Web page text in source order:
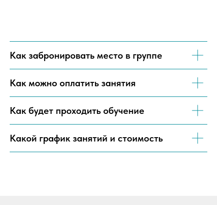
Как забронировать место в группе
Как можно оплатить занятия
Как будет проходить обучение
Какой график занятий и стоимость